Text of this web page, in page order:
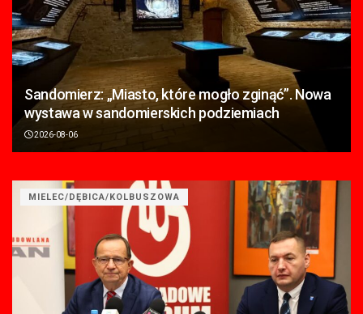
Sandomierz: „Miasto, które mogło zginąć”. Nowa
wystawa w sandomierskich podziemiach
2026-08-06
MIELEC/DĘBICA/KOLBUSZOWA